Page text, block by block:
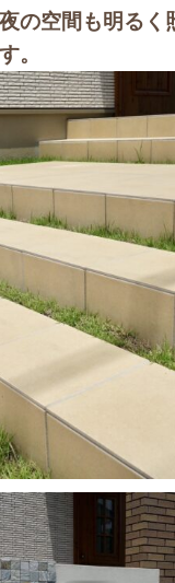
の空間も明るく
。